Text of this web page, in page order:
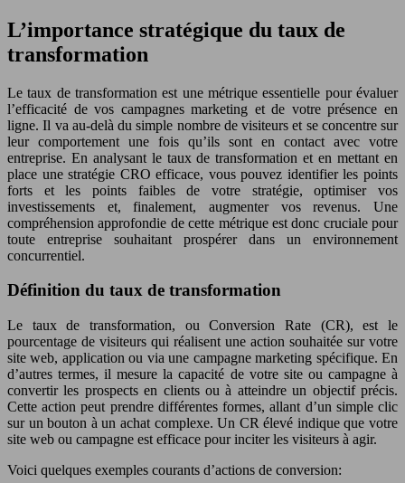
L’importance stratégique du taux de
transformation
Le taux de transformation est une métrique essentielle pour évaluer
l’efficacité de vos campagnes marketing et de votre présence en
ligne. Il va au-delà du simple nombre de visiteurs et se concentre sur
leur comportement une fois qu’ils sont en contact avec votre
entreprise. En analysant le taux de transformation et en mettant en
place une stratégie CRO efficace, vous pouvez identifier les points
forts et les points faibles de votre stratégie, optimiser vos
investissements et, finalement, augmenter vos revenus. Une
compréhension approfondie de cette métrique est donc cruciale pour
toute entreprise souhaitant prospérer dans un environnement
concurrentiel.
Définition du taux de transformation
Le taux de transformation, ou Conversion Rate (CR), est le
pourcentage de visiteurs qui réalisent une action souhaitée sur votre
site web, application ou via une campagne marketing spécifique. En
d’autres termes, il mesure la capacité de votre site ou campagne à
convertir les prospects en clients ou à atteindre un objectif précis.
Cette action peut prendre différentes formes, allant d’un simple clic
sur un bouton à un achat complexe. Un CR élevé indique que votre
site web ou campagne est efficace pour inciter les visiteurs à agir.
Voici quelques exemples courants d’actions de conversion: